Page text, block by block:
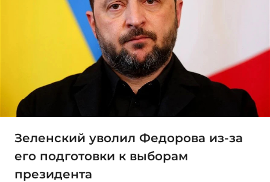
Зеленский уволил Федорова из-за
его подготовки к выборам
президента